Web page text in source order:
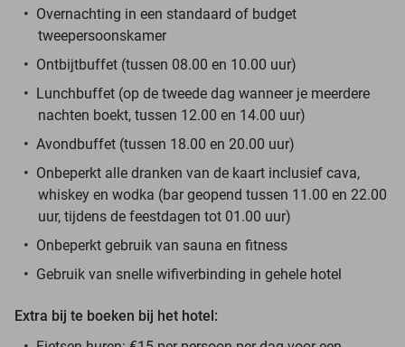
Overnachting in een standaard of budget
tweepersoonskamer
Ontbijtbuffet (tussen 08.00 en 10.00 uur)
Lunchbuffet (op de tweede dag wanneer je meerdere
nachten boekt, tussen 12.00 en 14.00 uur)
Avondbuffet (tussen 18.00 en 20.00 uur)
Onbeperkt alle dranken van de kaart inclusief cava,
whiskey en wodka (bar geopend tussen 11.00 en 22.00
uur, tijdens de feestdagen tot 01.00 uur)
Onbeperkt gebruik van sauna en fitness
Gebruik van snelle wifiverbinding in gehele hotel
Extra bij te boeken bij het hotel: